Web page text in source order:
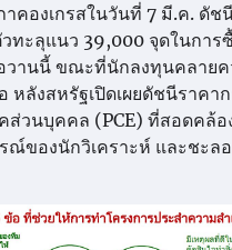
คองเกรสในวันที่ 7 มี.ค. ดัช
ทะลุแนว 39,000 จุดในการ
วานนี้ ขณะที่นักลงทุนคลายค
หลังสหรัฐเปิดเผยดัชนีราคา
ส่วนบุคคล (PCE) ที่สอดคล้อ
ณ์ของนักวิเคราะห์ และชะล